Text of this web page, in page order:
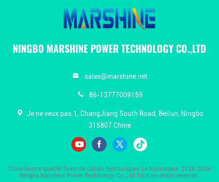
NINGBO MARSHINE POWER TECHNOLOGY CO.,LTD
sales@marshine.net
86-13777009159
Je ne veux pas.1, ChangJiang South Road, Beilun, Ningbo
315807 Chine
Chine Bonne qualité Tireur de câbles hydrauliques Le fournisseur. 2024-2026
Ningbo Marshine Power Technology Co.,Ltd Tous les droits réservés.